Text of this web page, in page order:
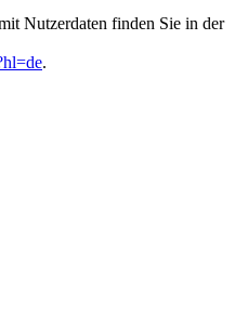
Nutzerdaten finden Sie in der
.